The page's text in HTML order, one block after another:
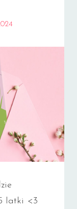
latki <3